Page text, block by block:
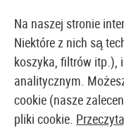
Na naszej stronie
Niektóre z nich są
koszyka, filtrów itp.),
analitycznym.
cookie (nasze
pliki cookie.